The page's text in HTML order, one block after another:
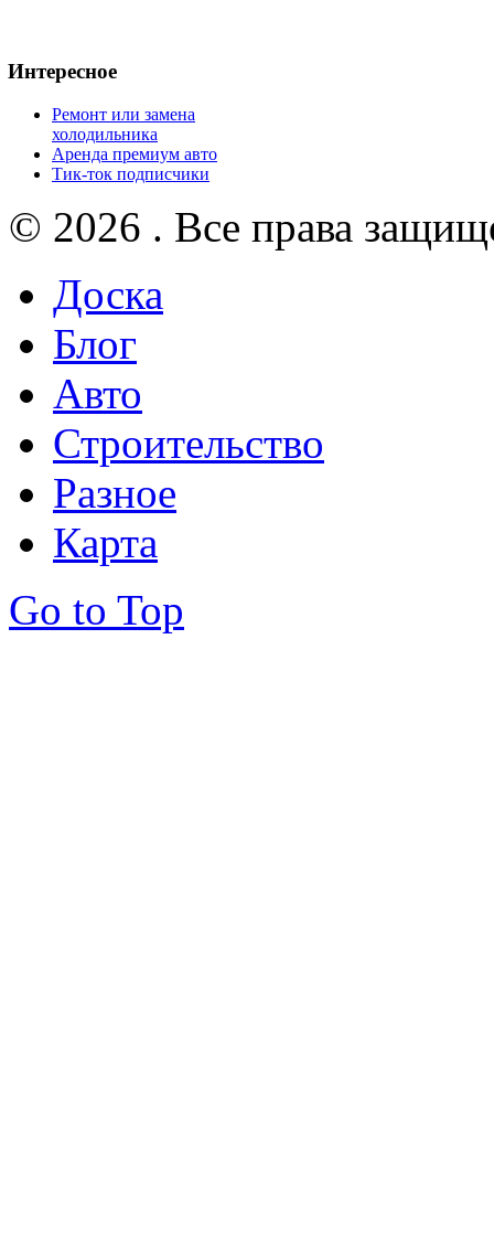
Интересное
Ремонт или замена
холодильника
Аренда премиум авто
Тик-ток подписчики
© 2026 . Все права
Доска
Блог
Авто
Строительство
Разное
Карта
Go to Top